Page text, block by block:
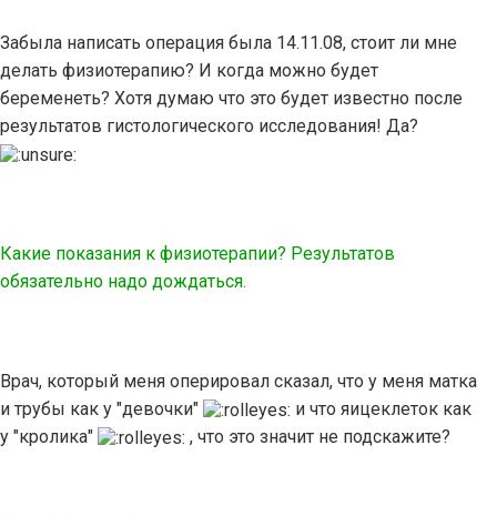
Забыла написать операция была 14.11.08, стоит ли мне
делать физиотерапию? И когда можно будет
беременеть? Хотя думаю что это будет известно после
результатов гистологического исследования! Да?
Какие показания к физиотерапии? Результатов
обязательно надо дождаться.
Врач, который меня оперировал сказал, что у меня матка
и трубы как у "девочки"
и что яицеклеток как
у "кролика"
, что это значит не подскажите?